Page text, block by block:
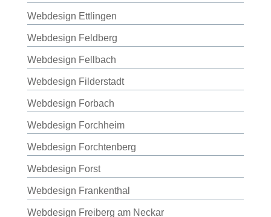
Webdesign Ettlingen
Webdesign Feldberg
Webdesign Fellbach
Webdesign Filderstadt
Webdesign Forbach
Webdesign Forchheim
Webdesign Forchtenberg
Webdesign Forst
Webdesign Frankenthal
Webdesign Freiberg am Neckar